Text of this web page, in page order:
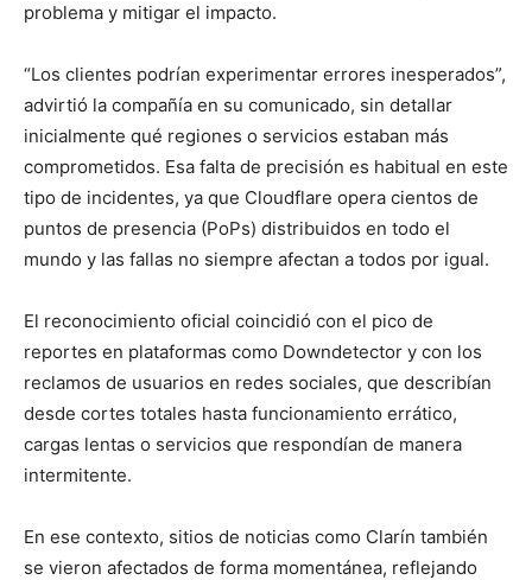
problema y mitigar el impacto.
“Los clientes podrían experimentar errores inesperados”,
advirtió la compañía en su comunicado, sin detallar
inicialmente qué regiones o servicios estaban más
comprometidos. Esa falta de precisión es habitual en este
tipo de incidentes, ya que Cloudflare opera cientos de
puntos de presencia (PoPs) distribuidos en todo el
mundo y las fallas no siempre afectan a todos por igual.
El reconocimiento oficial coincidió con el pico de
reportes en plataformas como Downdetector y con los
reclamos de usuarios en redes sociales, que describían
desde cortes totales hasta funcionamiento errático,
cargas lentas o servicios que respondían de manera
intermitente.
En ese contexto, sitios de noticias como Clarín también
se vieron afectados de forma momentánea, reflejando